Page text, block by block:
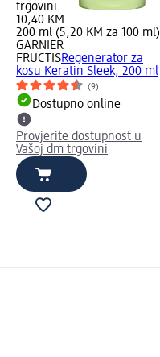
trgovini
10,40 KM
200 ml (5,20 KM za 100 ml)
GARNIER
FRUCTISRegenerator za
kosu Keratin Sleek, 200 ml
(9)
Dostupno online
Provjerite dostupnost u
Vašoj dm trgovini